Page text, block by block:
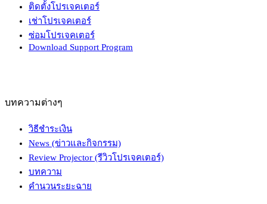
ติดตั้งโปรเจคเตอร์
เช่าโปรเจคเตอร์
ซ่อมโปรเจคเตอร์
Download Support Program
บทความต่างๆ
วิธีชำระเงิน
News (ข่าวและกิจกรรม)
Review Projector (รีวิวโปรเจคเตอร์)
บทความ
คำนวนระยะฉาย